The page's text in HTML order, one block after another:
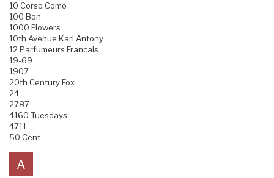
10 Corso Como
100 Bon
1000 Flowers
10th Avenue Karl Antony
12 Parfumeurs Francais
19-69
1907
20th Century Fox
24
2787
4160 Tuesdays
4711
50 Cent
A